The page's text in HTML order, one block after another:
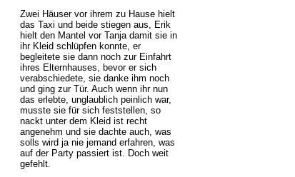
Zwei Häuser vor ihrem zu Hause hielt
das Taxi und beide stiegen aus, Erik
hielt den Mantel vor Tanja damit sie in
ihr Kleid schlüpfen konnte, er
begleitete sie dann noch zur Einfahrt
ihres Elternhauses, bevor er sich
verabschiedete, sie danke ihm noch
und ging zur Tür. Auch wenn ihr nun
das erlebte, unglaublich peinlich war,
musste sie für sich feststellen, so
nackt unter dem Kleid ist recht
angenehm und sie dachte auch, was
solls wird ja nie jemand erfahren, was
auf der Party passiert ist. Doch weit
gefehlt.